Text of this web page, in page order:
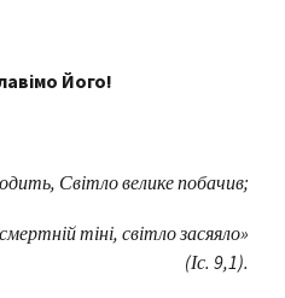
Його!
Світло велике побачив;
тіні, світло засяяло»
(Іс. 9,1).